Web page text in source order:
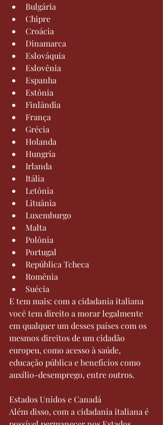
Bulgária
Chipre
Croácia
Dinamarca
Eslováquia
Eslovênia
Espanha
Estônia
Finlândia
França
Grécia
Holanda
Hungria
Irlanda
Itália
Letônia
Lituânia
Luxemburgo
Malta
Polônia
Portugal
República Tcheca
Romênia
Suécia
E tem mais: com a cidadania italiana
você tem direito a morar legalmente
em qualquer um desses países com os
mesmos direitos de um cidadão
europeu, como acesso à saúde,
educação pública e benefícios como
auxílio-desemprego, entre outros.
Estados Unidos e Canadá
Além disso, com a cidadania italiana é